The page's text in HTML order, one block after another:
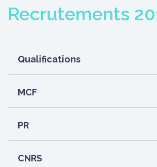
Recrutements
Qualifications
MCF
PR
CNRS